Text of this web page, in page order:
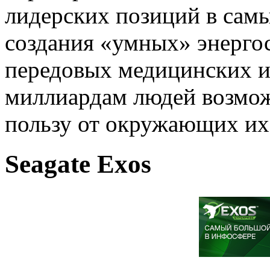
лидерских позиций в
создания «умных»
передовых медицинских
миллиардам людей
пользу от окружающих
Seagate Exos